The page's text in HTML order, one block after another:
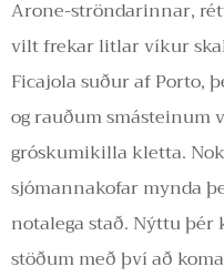
Arone-ströndarinnar,
vilt frekar litlar víkur
Ficajola suður af Porto,
og rauðum smásteinum
gróskumikilla kletta.
sjómannakofar mynda
notalega stað. Nýttu
stöðum með því að